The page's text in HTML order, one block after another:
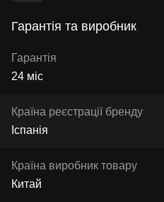
Гарантія та виробник
Гарантія
24 міс
Країна реєстрації бренду
Іспанія
Країна виробник товару
Китай